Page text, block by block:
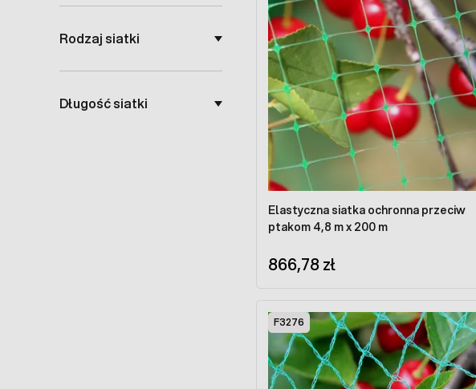
Rodzaj siatki
Długość siatki
Elastyczna siatka ochronna przeciw
ptakom 4,8 m x 200 m
866,78 zł
F3276